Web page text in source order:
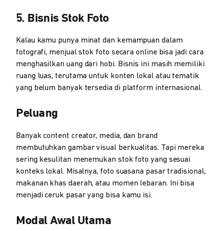
5. Bisnis Stok Foto
Kalau kamu punya minat dan kemampuan dalam
fotografi, menjual stok foto secara online bisa jadi cara
menghasilkan uang dari hobi. Bisnis ini masih memiliki
ruang luas, terutama untuk konten lokal atau tematik
yang belum banyak tersedia di platform internasional.
Peluang
Banyak content creator, media, dan brand
membutuhkan gambar visual berkualitas. Tapi mereka
sering kesulitan menemukan stok foto yang sesuai
konteks lokal. Misalnya, foto suasana pasar tradisional,
makanan khas daerah, atau momen lebaran. Ini bisa
menjadi ceruk pasar yang bisa kamu isi.
Modal Awal Utama